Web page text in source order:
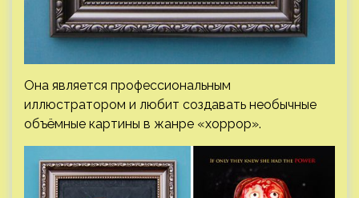
Она является профессиональным
иллюстратором и любит создавать необычные
объёмные картины в жанре «хоррор».